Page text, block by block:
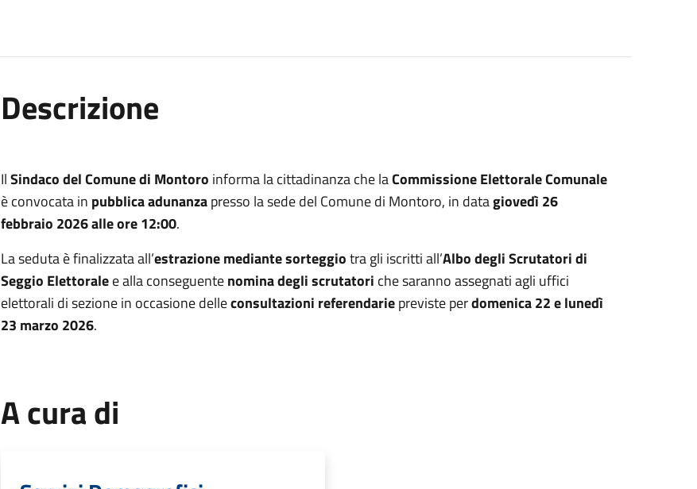
Descrizione
IlSindaco del Comune di Montoro informa la cittadinanza che laCommissione Elettorale Comunale
è convocata in pubblica adunanzapresso la sede del Comune di Montoro, in datagiovedì 26
febbraio 2026 alle ore 12:00.
La seduta è finalizzata all’estrazione mediante sorteggiotra gli iscritti all’Albo degli Scrutatori di
Seggio Elettoralee alla conseguentenomina degli scrutatori che saranno assegnati agli uffici
elettorali di sezione in occasione delleconsultazioni referendariepreviste perdomenica 22 e lunedì
23 marzo 2026.
A cura di